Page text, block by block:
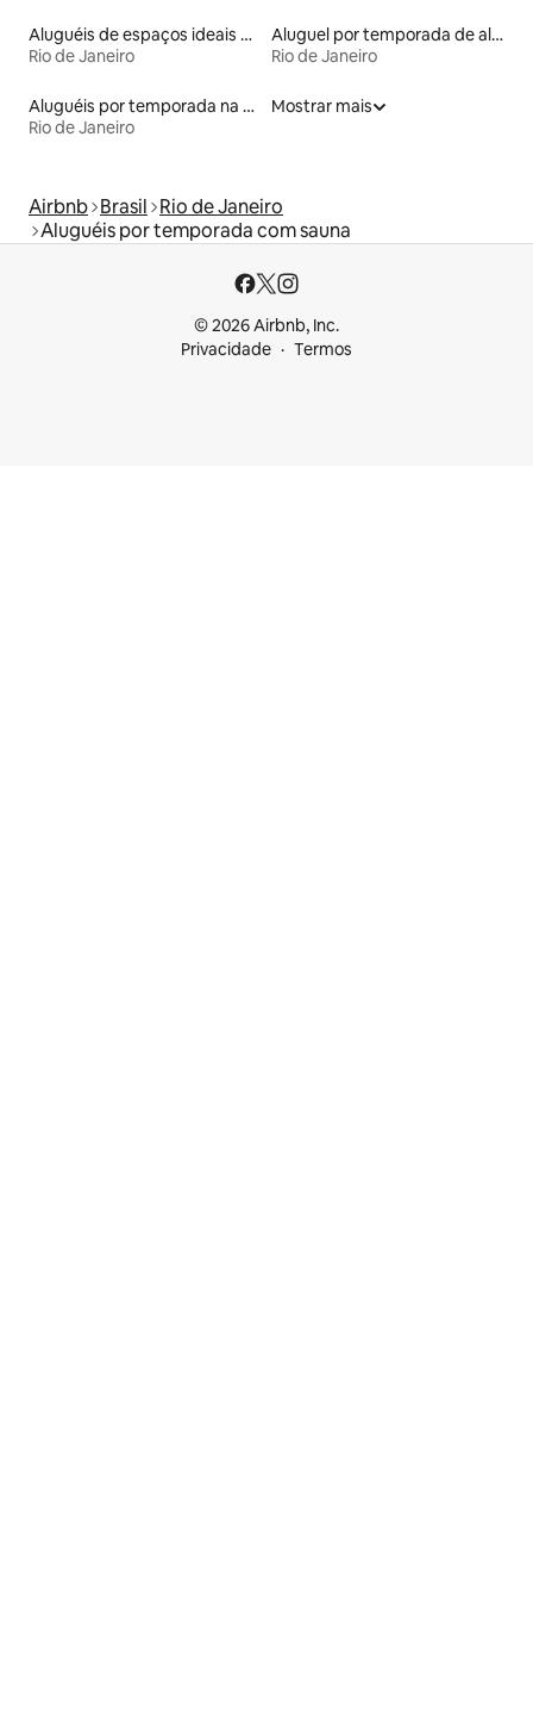
Aluguéis de espaços ideais para famílias
Rio de Janeiro
Aluguel por temporada de alojamentos ecológicos
Rio de Janeiro
Aluguéis por temporada na orla
Rio de Janeiro
Mostrar mais
Airbnb Brasil Rio de Janeiro
Aluguéis por temporada com sauna
© 2026 Airbnb, Inc.
Privacidade
Termos